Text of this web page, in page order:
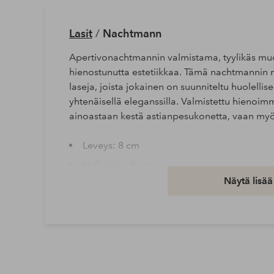
Lasit/ Nachtmann
Apertivonachtmannin valmistama, tyylikäs
hienostunutta estetiikkaa. Tämä
laseja, joista jokainen on suunniteltu
yhtenäisellä eleganssilla. Valmistettu
ainoastaan kestä astianpesukonetta, vaan
Leveys: 8 cm
Näytä lisää